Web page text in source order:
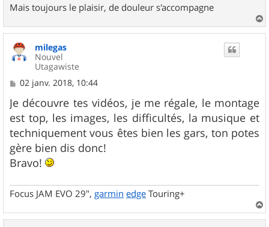
Mais toujours le plaisir, de douleur s'accompagne
a
u
milegas
Nouvel
Utagawiste
M
s
s
a
g
e
02 janv. 2018, 10:44
Je découvre tes vidéos, je me régale, le montage
est top, les images, les difficultés, la musique et
techniquement vous êtes bien les gars, ton potes
gère bien dis donc!
Bravo!
Focus JAM EVO 29", garmin edge Touring+
a